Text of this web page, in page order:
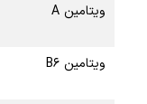
ویتامین A
ویتامین B6